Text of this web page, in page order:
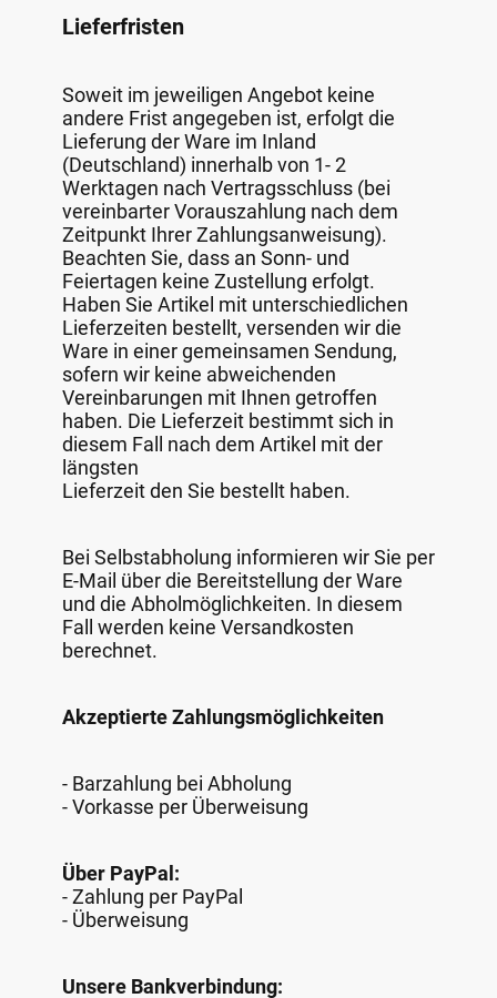
Lieferfristen
Soweit im jeweiligen Angebot keine
andere Frist angegeben ist, erfolgt die
Lieferung der Ware im Inland
(Deutschland) innerhalb von 1- 2
Werktagen nach Vertragsschluss (bei
vereinbarter Vorauszahlung nach dem
Zeitpunkt Ihrer Zahlungsanweisung).
Beachten Sie, dass an Sonn- und
Feiertagen keine Zustellung erfolgt.
Haben Sie Artikel mit unterschiedlichen
Lieferzeiten bestellt, versenden wir die
Ware in einer gemeinsamen Sendung,
sofern wir keine abweichenden
Vereinbarungen mit Ihnen getroffen
haben. Die Lieferzeit bestimmt sich in
diesem Fall nach dem Artikel mit der
längsten
Lieferzeit den Sie bestellt haben.
Bei Selbstabholung informieren wir Sie per
E-Mail über die Bereitstellung der Ware
und die Abholmöglichkeiten. In diesem
Fall werden keine Versandkosten
berechnet.
Akzeptierte Zahlungsmöglichkeiten
- Barzahlung bei Abholung
- Vorkasse per Überweisung
Über PayPal:
- Zahlung per PayPal
- Überweisung
Unsere Bankverbindung: